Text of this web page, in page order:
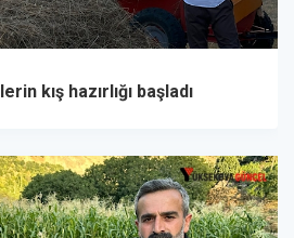
kış hazırlığı başladı